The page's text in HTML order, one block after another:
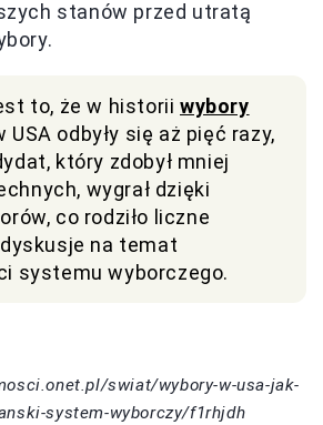
stanów przed utratą
to, że w historii wybory
USA odbyły się aż pięć razy,
który zdobył mniej
wygrał dzięki
co rodziło liczne
na temat
systemu wyborczego.
swiat/wybory-w-usa-jak-
system-wyborczy/f1rhjdh